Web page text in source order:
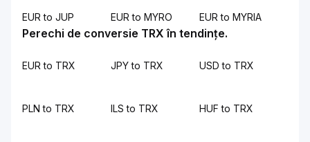
EUR to JUP EUR to MYRO EUR to MYRIA
Perechi de conversie TRX în tendințe.
EUR to TRX JPY to TRX USD to TRX
PLN to TRX ILS to TRX HUF to TRX